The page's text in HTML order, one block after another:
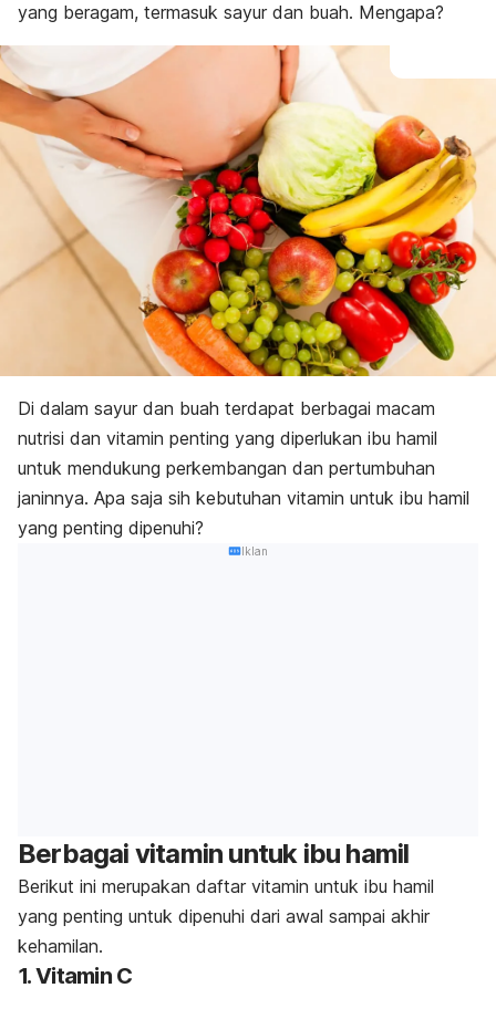
yang beragam, termasuk sayur dan buah. Mengapa?
Di dalam sayur dan buah terdapat berbagai macam
nutrisi dan vitamin penting yang diperlukan ibu hamil
untuk mendukung perkembangan dan pertumbuhan
janinnya. Apa saja sih kebutuhan vitamin untuk ibu hamil
yang penting dipenuhi?
Iklan
Berbagai vitamin untuk ibu hamil
Berikut ini merupakan daftar vitamin untuk ibu hamil
yang penting untuk dipenuhi dari awal sampai akhir
kehamilan.
1. Vitamin C